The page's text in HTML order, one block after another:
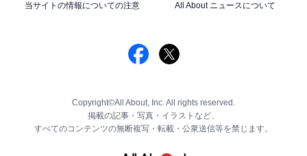
当サイトの情報についての注意
All About ニュースについて
Copyright©All About, Inc. All rights reserved.
掲載の記事・写真・イラストなど、
すべてのコンテンツの無断複写・転載・公衆送信等を禁じます。